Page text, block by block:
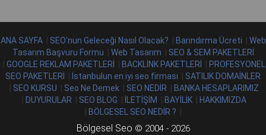
ANA SAYFA| SEO'nun Geleceği Nasıl Olacak? Barındırma Ücreti
Web
Tasarım Başvuru Formu
Web Tasarım
SEO & SEM PAKETLERİ
GOOGLE REKLAM PAKETLERİ BACKLİNK PAKETLERİ
PROFESYONEL
SEO PAKETLERİ
İstanbulun en iyi seo firması
SATILIK DOMAİNLER
SEO KURSU Seo Ne Demek| SEO NEDİR
BANKA HESAPLARIMIZ
DUYURULAR SEO BLOG İLETİŞİM BAYİLİK|
HAKKIMIZDA
BÖLGESEL SEO NEDİR ?
Bölgesel Seo © 2004 - 2026